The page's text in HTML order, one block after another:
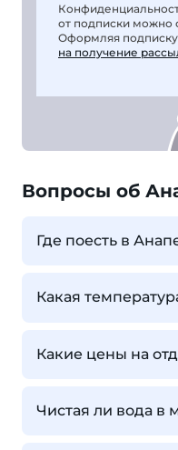
от подписки можно
Оформляя
на получение
Вопросы об
Где поесть в
Какая
Какие цены на
Чистая ли вода в